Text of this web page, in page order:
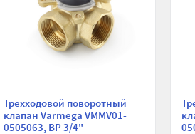
Трехходовой поворотный
клапан Varmega VMMV01-
0505063, ВР 3/4"